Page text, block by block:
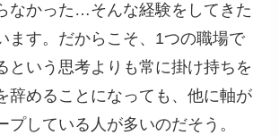
なかった…そんな経験をしてきた
ます。だからこそ、 1つの職場で
という思考よりも常に掛け持ちを
辞めることになっても、他に軸が
プしている人が多いのだそう。